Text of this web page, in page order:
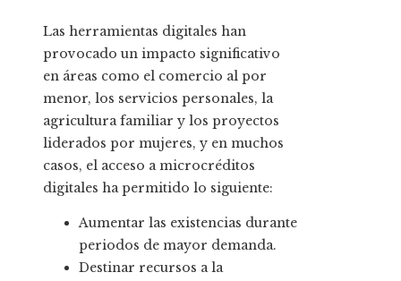
Las herramientas digitales han
provocado un impacto significativo
en áreas como el comercio al por
menor, los servicios personales, la
agricultura familiar y los proyectos
liderados por mujeres, y en muchos
casos, el acceso a microcréditos
digitales ha permitido lo siguiente:
Aumentar las existencias durante
periodos de mayor demanda.
Destinar recursos a la